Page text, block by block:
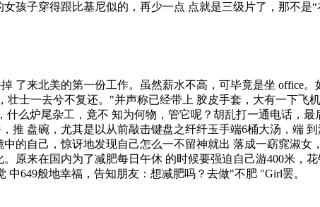
孩子穿得跟比基尼似的，再少一点 点就是三级片了，那不是“
来北美的第一份工作。虽然薪水不高，可毕竟是坐 office
士一去兮不复还。"并声称已经带上 胶皮手套，大有一下飞
什么炉尾杂工，竟不 知为何物，管它呢？胡乱打一通电话，
推 盘碗，尤其是以从前敲击键盘之纤纤玉手端6桶大汤，端
的自己，惊讶地发现自己怎么一不留神就出 落成一窈窕淑
原来在国内为了减肥每日午休 的时候要强迫自己游400米，
649般地幸福，告知朋友：想减肥吗？去做"不肥 "Girl罢。